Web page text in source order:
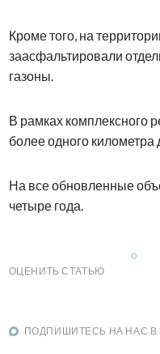
Кроме того, на
заасфальтировали
газоны.
В рамках комплексного
более одного километра
На все обновленные
четыре года.
ОЦЕНИТЬ СТАТЬЮ
0
ПОДПИШИТЕСЬ НА НАС В